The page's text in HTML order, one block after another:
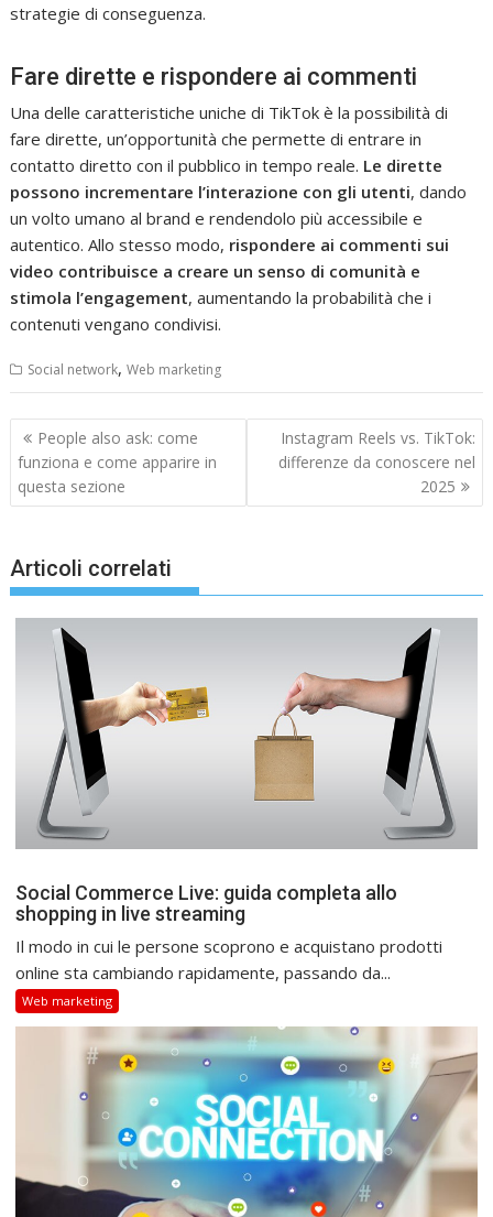
strategie di conseguenza.
Fare dirette e rispondere ai commenti
Una delle caratteristiche uniche di TikTok è la possibilità di
fare dirette, un’opportunità che permette di entrare in
contatto diretto con il pubblico in tempo reale. Le dirette
possono incrementare l’interazione con gli utenti, dando
un volto umano al brand e rendendolo più accessibile e
autentico. Allo stesso modo, rispondere ai commenti sui
video contribuisce a creare un senso di comunità e
stimola l’engagement, aumentando la probabilità che i
contenuti vengano condivisi.
Social network,Web marketing
Navigazione
articoli
People also ask: come
funziona e come apparire in
questa sezione
Instagram Reels vs. TikTok:
differenze da conoscere nel
2025
Articoli correlati
Social Commerce Live: guida completa allo
shopping in live streaming
Il modo in cui le persone scoprono e acquistano prodotti
online sta cambiando rapidamente, passando da...
Web marketing